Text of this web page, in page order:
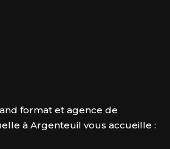
format et agence de
à Argenteuil vous accueille :